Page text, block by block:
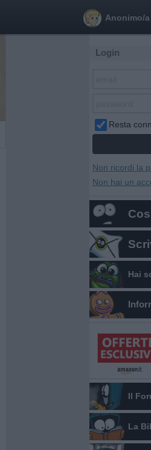
Anonimo/a
Login
Resta
Non ricordi la
Non hai un
Hai
Il
La